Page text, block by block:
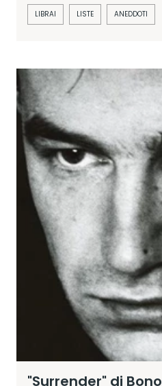
LIBRAI LISTE ANEDDOTI
"Surrender" di Bono